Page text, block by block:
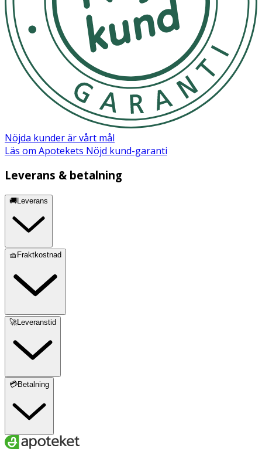
Nöjda kunder är vårt mål
Läs om Apotekets Nöjd kund-garanti
Leverans & betalning
🚚Leverans
🧺Fraktkostnad
🚀Leveranstid
💳Betalning